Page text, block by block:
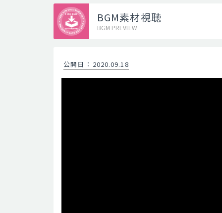
BGM素材視聴
BGM PREVIEW
公開日 ： 2020.09.18